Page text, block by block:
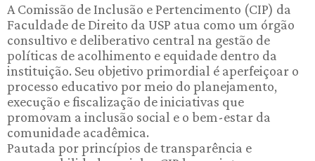
A Comissão de Inclusão e Pertencimento (CIP) da
Faculdade de Direito da USP atua como um órgão
consultivo e deliberativo central na gestão de
políticas de acolhimento e equidade dentro da
instituição. Seu objetivo primordial é aperfeiçoar o
processo educativo por meio do planejamento,
execução e fiscalização de iniciativas que
promovam a inclusão social e o bem-estar da
comunidade acadêmica.
Pautada por princípios de transparência e